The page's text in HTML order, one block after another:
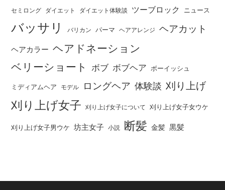
セミロング ダイエット ダイエット体験談 ツーブロック ニュース
バッサリ バリカン パーマ ヘアアレンジ ヘアカット
ヘアカラー ヘアドネーション
ベリーショート
ボブ ボブヘア ボーイッシュ
ミディアムヘア モデル ロングヘア 体験談 刈り上げ
刈り上げ女子 刈り上げ女子について 刈り上げ女子女ウケ
刈り上げ女子男ウケ 坊主女子 小説 断髪 金髪 黒髪